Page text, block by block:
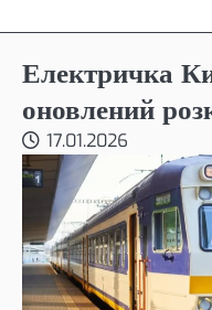
Електричка
оновлений
17.01.2026